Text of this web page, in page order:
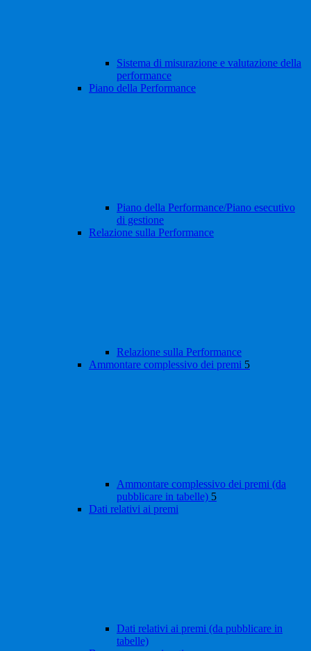
Sistema di misurazione e valutazione della
performance
Piano della Performance
Piano della Performance/Piano esecutivo
di gestione
Relazione sulla Performance
Relazione sulla Performance
Ammontare complessivo dei premi 5
Ammontare complessivo dei premi (da
pubblicare in tabelle) 5
Dati relativi ai premi
Dati relativi ai premi (da pubblicare in
tabelle)